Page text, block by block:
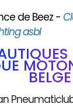
de Beez -
asbl
BELGE